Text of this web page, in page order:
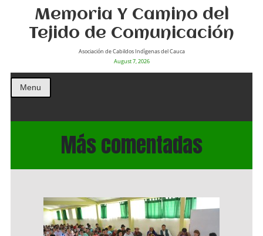
Memoria Y Camino del
Tejido de Comunicación
Asociación de Cabildos Indìgenas del Cauca
August 7, 2026
Menu
Más comentadas